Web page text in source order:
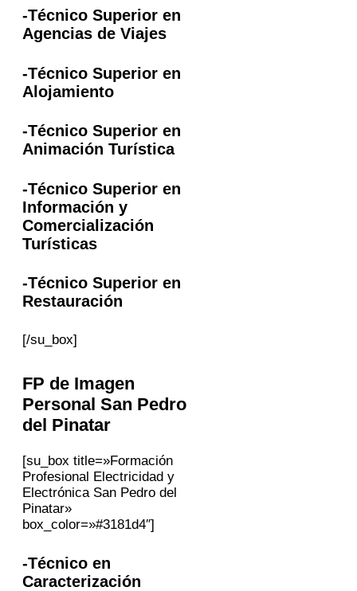
-Técnico Superior en
Agencias de Viajes
-Técnico Superior en
Alojamiento
-Técnico Superior en
Animación Turística
-Técnico Superior en
Información y
Comercialización
Turísticas
-Técnico Superior en
Restauración
[/su_box]
FP de Imagen
Personal San Pedro
del Pinatar
[su_box title=»Formación
Profesional Electricidad y
Electrónica San Pedro del
Pinatar»
box_color=»#3181d4″]
-Técnico en
Caracterización